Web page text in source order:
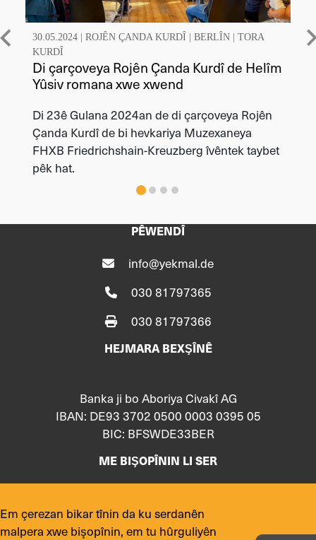
30.05.2024 | ROJÊN ÇANDA KURDÎ BERLÎN
TORA
KURDÎ
Di çarçoveya Rojên Çanda Kurdî de Helîm
Yûsiv romana xwe xwend
Di 23ê Gulana 2024an de di çarçoveya Rojên
Çanda Kurdî de bi hevkariya Muzexaneya
FHXB Friedrichshain-Kreuzberg îvêntek taybet
pêk hat.
PÊWENDÎ
info@yekmal.de
030 81797365
030 81797366
HEJMARA BEXŞÎNÊ
Banka ji bo Aboriya Civakî AG
IBAN: DE93 3702 0500 0003 0395 05
BIC: BFSWDE33BER
ME BIŞOPÎNIN LI SER
Em çerezan bikar tînin da ku serdanên
malpera xwe bişopînin, em tu hûrguliyên